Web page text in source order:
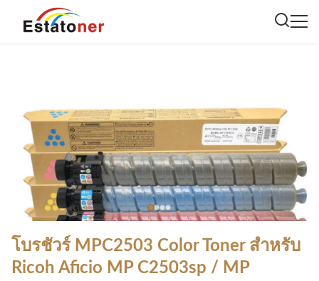
โบรชัวร์ MPC2503 Color Toner สำหรับ
Ricoh Aficio MP C2503sp / MP